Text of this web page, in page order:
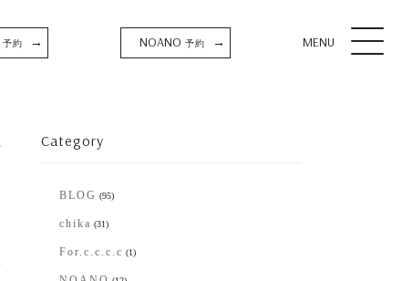
NOANO 予約 →
予約 → MENU
Category
BLOG (95)
chika (31)
For.c.c.c.c (1)